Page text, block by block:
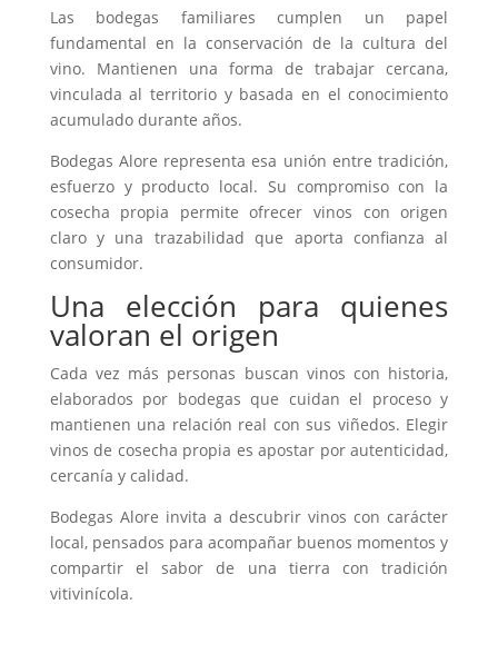
Las bodegas familiares cumplen un papel
fundamental en la conservación de la cultura del
vino. Mantienen una forma de trabajar cercana,
vinculada al territorio y basada en el conocimiento
acumulado durante años.
Bodegas Alore representa esa unión entre tradición,
esfuerzo y producto local. Su compromiso con la
cosecha propia permite ofrecer vinos con origen
claro y una trazabilidad que aporta confianza al
consumidor.
Una elección para quienes
valoran el origen
Cada vez más personas buscan vinos con historia,
elaborados por bodegas que cuidan el proceso y
mantienen una relación real con sus viñedos. Elegir
vinos de cosecha propia es apostar por autenticidad,
cercanía y calidad.
Bodegas Alore invita a descubrir vinos con carácter
local, pensados para acompañar buenos momentos y
compartir el sabor de una tierra con tradición
vitivinícola.